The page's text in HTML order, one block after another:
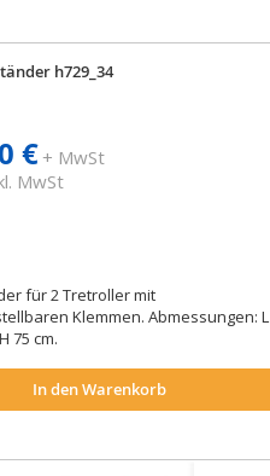
h729_34
€+ MwSt
MwSt
für 2 Tretroller mit
Klemmen. Abmessungen: L
75 cm.
In den Warenkorb